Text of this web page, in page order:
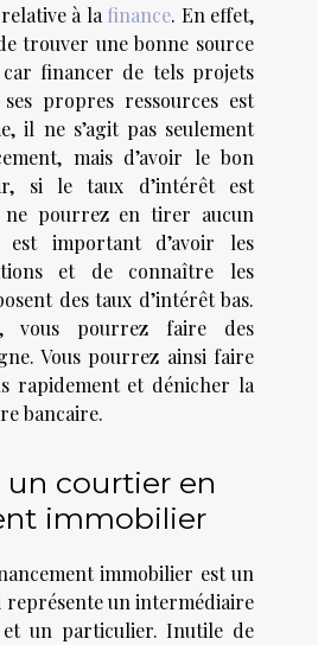
à la finance. En effet,
trouver une bonne source
financer de tels projets
propres ressources est
il ne s’agit pas seulement
mais d’avoir le bon
si le taux d’intérêt est
ne pourrez en tirer aucun
important d’avoir les
et de connaître les
des taux d’intérêt bas.
vous pourrez faire des
Vous pourrez ainsi faire
rapidement et dénicher la
bancaire.
un courtier en
immobilier
immobilier est un
représente un intermédiaire
un particulier. Inutile de